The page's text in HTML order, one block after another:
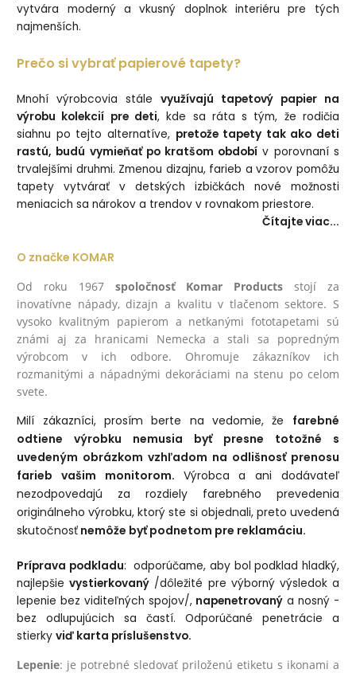
vytvára moderný a vkusný doplnok interiéru pre tých
najmenších.
Prečo si vybrať papierové tapety?
Mnohí výrobcovia stále využívajú tapetový papier na
výrobu kolekcií pre deti, kde sa ráta s tým, že rodičia
siahnu po tejto alternatíve, pretože tapety tak ako deti
rastú, budú vymieňať po kratšom období v porovnaní s
trvalejšími druhmi. Zmenou dizajnu, farieb a vzorov pomôžu
tapety vytvárať v detských izbičkách nové možnosti
meniacich sa nárokov a trendov v rovnakom priestore.
Čítajte viac...
O značke KOMAR
Od roku 1967spoločnosť Komar Products stojí za
inovatívne nápady, dizajn a kvalitu v tlačenom sektore. S
vysoko kvalitným papierom a netkanými fototapetami sú
známi aj za hranicami Nemecka a stali sa popredným
výrobcom v ich odbore. Ohromuje zákazníkov ich
rozmanitými a nápadnými dekoráciami na stenu po celom
svete.
Milí zákazníci, prosím berte na vedomie, že farebné
odtiene výrobku nemusia byť presne totožné s
uvedeným obrázkom vzhľadom na odlišnosť prenosu
farieb vašim monitorom. Výrobca a ani dodávateľ
nezodpovedajú za rozdiely farebného prevedenia
originálneho výrobku, ktorý ste si objednali, preto uvedená
skutočnosť nemôže byť podnetom pre reklamáciu.
Príprava podkladu: odporúčame, aby bol podklad hladký,
najlepšievystierkovaný /dôležité pre výborný výsledok a
lepenie bez viditeľných spojov/, napenetrovanýa nosný -
bez odlupujúcich sa častí. Odporúčané penetrácie a
stierkyviď karta príslušenstvo.
Lepenie: je potrebné sledovať priloženú etiketu s ikonami a